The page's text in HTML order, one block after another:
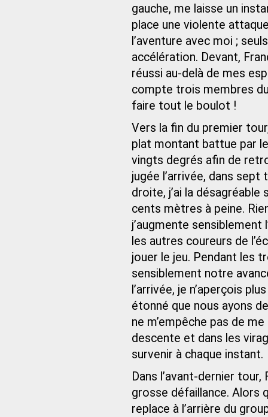
gauche, me laisse un
place une violente
l’aventure avec moi ;
accélération. Devant,
réussi au-delà de mes
compte trois membres
faire tout le boulot !
Vers la fin du premier
plat montant battue par
vingts degrés afin de
jugée l’arrivée, dans
droite, j’ai la
cents mètres à peine.
j’augmente sensiblement
les autres coureurs de
jouer le jeu. Pendant les
sensiblement notre
l’arrivée, je n’aperçois
étonné que nous ayons
ne m’empêche pas de
descente et dans les
survenir à chaque instant.
Dans l’avant-dernier tour,
grosse défaillance. Alors
replace à l’arrière du